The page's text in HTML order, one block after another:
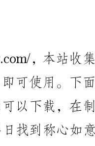
以上是《风筝个人求职信封面》的详细内容，讲的是
关于使用、封面、欢迎、下载、仅供参考、工作、访问、制